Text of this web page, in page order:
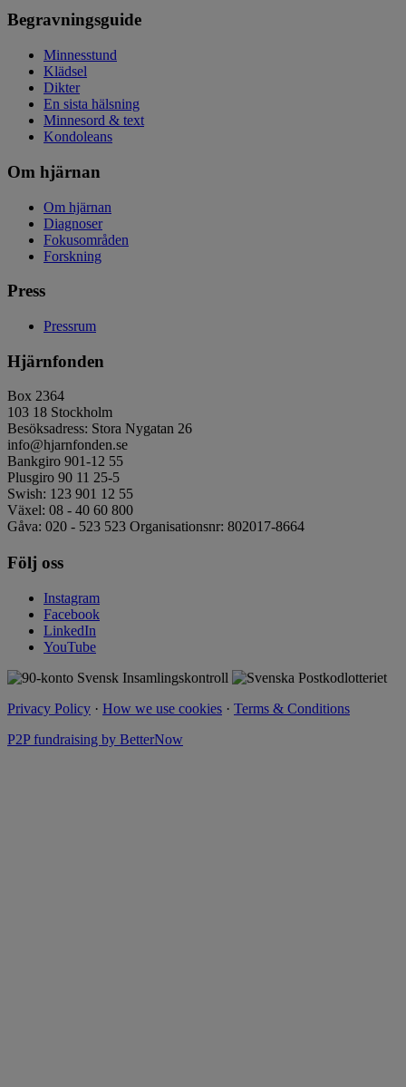
Begravningsguide
Minnesstund
Klädsel
Dikter
En sista hälsning
Minnesord & text
Kondoleans
Om hjärnan
Om hjärnan
Diagnoser
Fokusområden
Forskning
Press
Pressrum
Hjärnfonden
Box 2364
103 18 Stockholm
Besöksadress: Stora Nygatan 26
info@hjarnfonden.se
Bankgiro 901-12 55
Plusgiro 90 11 25-5
Swish: 123 901 12 55
Växel: 08 - 40 60 800
Gåva: 020 - 523 523 Organisationsnr: 802017-8664
Följ oss
Instagram
Facebook
LinkedIn
YouTube
Privacy Policy · How we use cookies · Terms & Conditions
P2P fundraising by BetterNow